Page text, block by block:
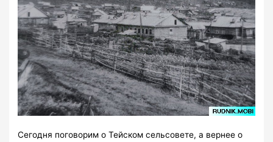
Сегодня поговорим о Тейском сельсовете, а вернее о